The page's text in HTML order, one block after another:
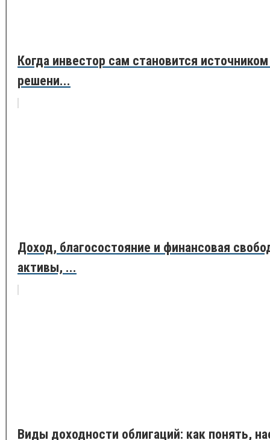
Когда инвестор сам становится
решени...
Доход, благосостояние и финансовая
активы, ...
Виды доходности облигаций: как понять,